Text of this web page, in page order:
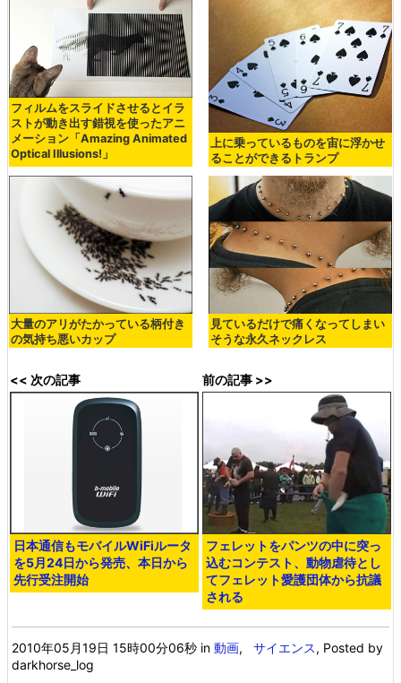
フィルムをスライドさせるとイラ
ストが動き出す錯視を使ったアニ
メーション「Amazing Animated
Optical Illusions!」
上に乗っているものを宙に浮かせ
ることができるトランプ
大量のアリがたかっている柄付き
の気持ち悪いカップ
見ているだけで痛くなってしまい
そうな永久ネックレス
<< 次の記事
日本通信もモバイルWiFiルータ
を5月24日から発売、本日から
先行受注開始
前の記事 >>
フェレットをパンツの中に突っ
込むコンテスト、動物虐待とし
てフェレット愛護団体から抗議
される
2010年05月19日 15時00分06秒 in動画,サイエンス, Posted by
darkhorse_log